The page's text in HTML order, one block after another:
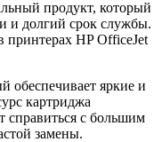
продукт, который
и долгий срок службы.
принтерах HP OfficeJet
обеспечивает яркие и
картриджа
справиться с большим
замены.